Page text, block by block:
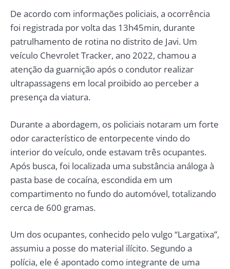
De acordo com informações policiais, a ocorrência
foi registrada por volta das 13h45min, durante
patrulhamento de rotina no distrito de Javi. Um
veículo Chevrolet Tracker, ano 2022, chamou a
atenção da guarnição após o condutor realizar
ultrapassagens em local proibido ao perceber a
presença da viatura.
Durante a abordagem, os policiais notaram um forte
odor característico de entorpecente vindo do
interior do veículo, onde estavam três ocupantes.
Após busca, foi localizada uma substância análoga à
pasta base de cocaína, escondida em um
compartimento no fundo do automóvel, totalizando
cerca de 600 gramas.
Um dos ocupantes, conhecido pelo vulgo “Largatixa”,
assumiu a posse do material ilícito. Segundo a
polícia, ele é apontado como integrante de uma